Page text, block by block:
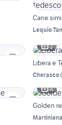
Cane
Lequio
2
Libera e
Cherasco(
4
Golden